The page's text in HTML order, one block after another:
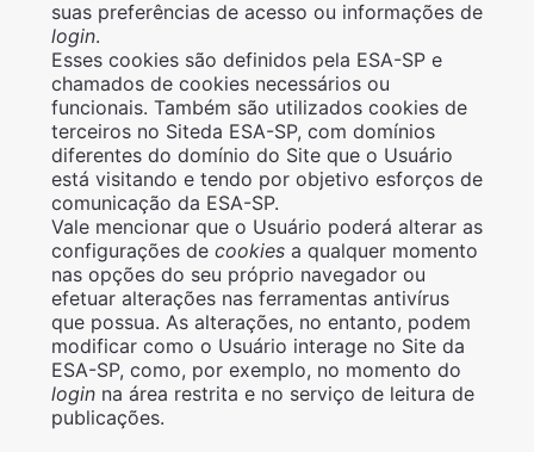
suas preferências de acesso ou informações de
login.
Esses cookies são definidos pela ESA-SP e
chamados de cookies necessários ou
funcionais. Também são utilizados cookies de
terceiros no Siteda ESA-SP, com domínios
diferentes do domínio do Site que o Usuário
está visitando e tendo por objetivo esforços de
comunicação da ESA-SP.
Vale mencionar que o Usuário poderá alterar as
configurações decookiesa qualquer momento
nas opções do seu próprio navegador ou
efetuar alterações nas ferramentas antivírus
que possua. As alterações, no entanto, podem
modificar como o Usuário interage no Site da
ESA-SP, como, por exemplo, no momento do
loginna área restrita e no serviço de leitura de
publicações.